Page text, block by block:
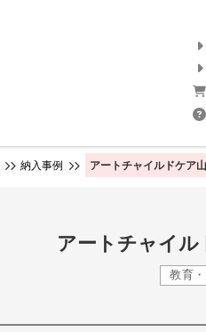
納入事例 アートチャイルドケア
アートチャイル
教育